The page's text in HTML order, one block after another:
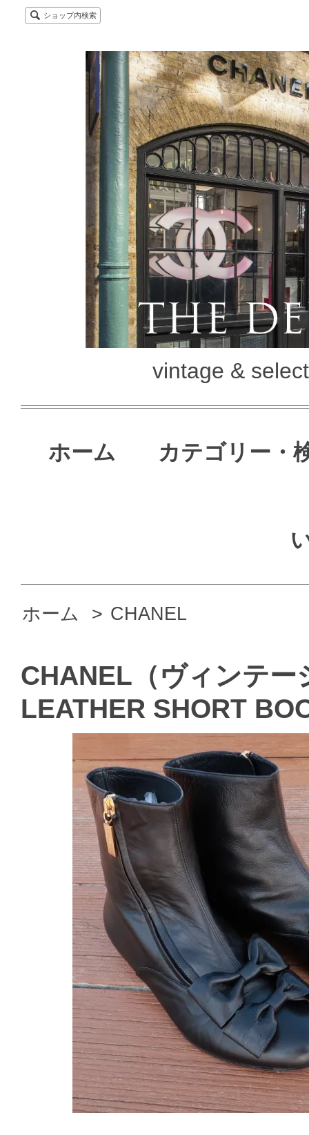
ショップ内検索
vintage &
ホーム カテゴリー・
ホーム > CHANEL
CHANEL（ヴィンテ
LEATHER SHORT